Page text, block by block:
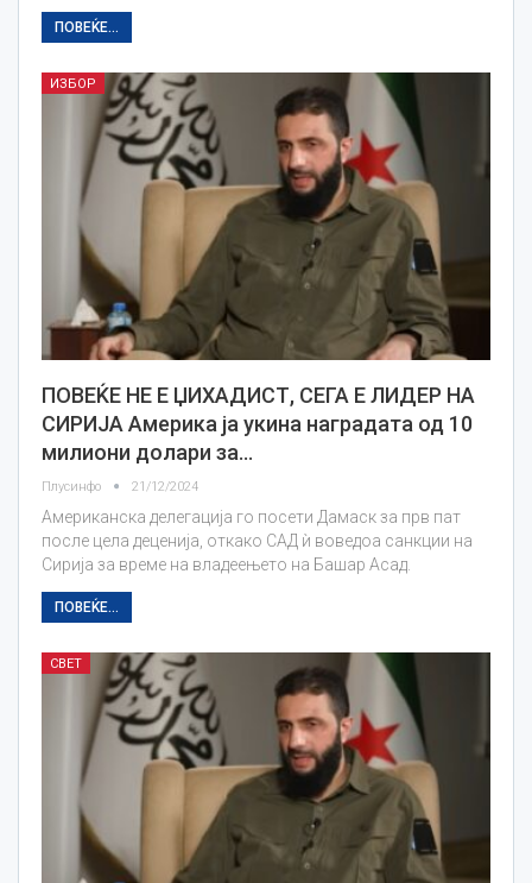
ПОВЕЌЕ...
ИЗБОР
ПОВЕЌЕ НЕ Е ЏИХАДИСТ, СЕГА Е ЛИДЕР НА
СИРИЈА Америка ја укина наградата од 10
милиони долари за…
Плусинфо 21/12/2024
Американска делегација го посети Дамаск за прв пат
после цела деценија, откако САД ѝ воведоа санкции на
Сирија за време на владеењето на Башар Асад.
ПОВЕЌЕ...
СВЕТ